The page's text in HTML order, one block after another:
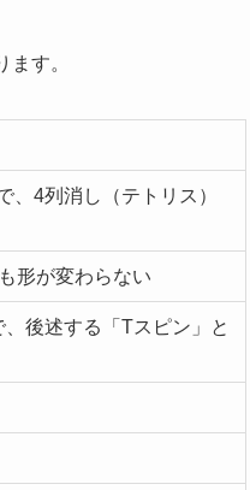
す。
、4列消し（テトリス）
形が変わらない
後述する「Tスピン」と